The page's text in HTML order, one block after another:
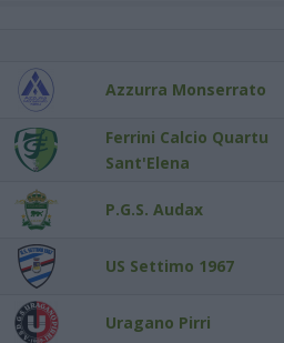
Azzurra Monserrato
Ferrini Calcio Quartu
Sant'Elena
P.G.S. Audax
US Settimo 1967
Uragano Pirri